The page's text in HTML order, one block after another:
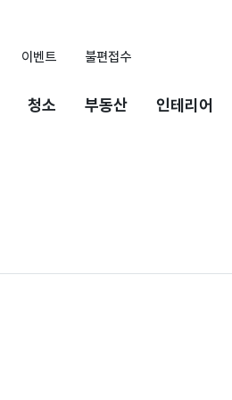
이벤트 불편접수
청소 부동산 인테리어